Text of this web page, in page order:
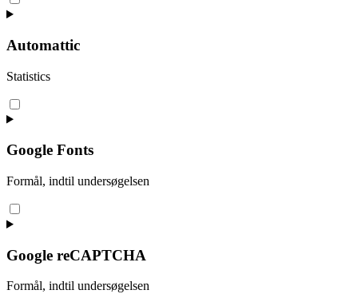
to
sourcebuster-
js
Automattic
Statistics
Consent
to
automattic
Google Fonts
Formål, indtil undersøgelsen
Consent
to
google-
fonts
Google reCAPTCHA
Formål, indtil undersøgelsen